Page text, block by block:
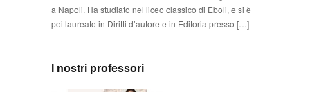
a Napoli. Ha studiato nel liceo classico di Eboli, e si è
poi laureato in Diritti d’autore e in Editoria presso […]
I nostri professori